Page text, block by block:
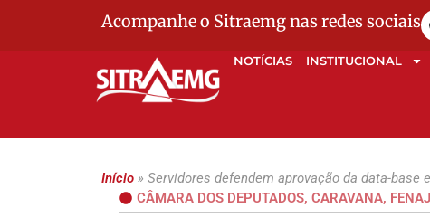
Acompanhe o Sitraemg nas redes sociais
NOTÍCIAS INSTITUCIONAL
Início » Servidores defendem aprovação da data-base
CÂMARA DOS DEPUTADOS, CARAVANA,